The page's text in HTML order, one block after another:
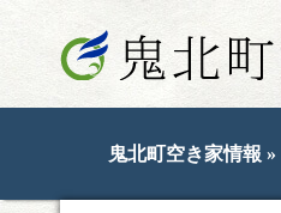
鬼北町空き家情報 »